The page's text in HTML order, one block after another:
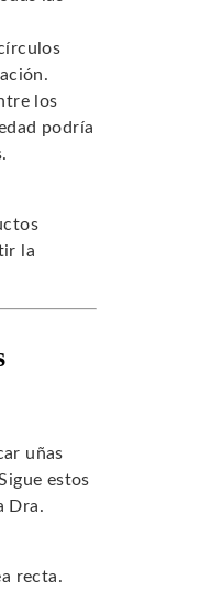
los
podría
la
uñas
estos
Dra.
recta.